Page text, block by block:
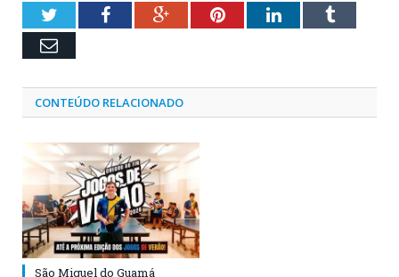
TwitterFacebookGoogle+PinterestLinkedInTumblr
Email
CONTEÚDO RELACIONADO
São Miguel do Guamá